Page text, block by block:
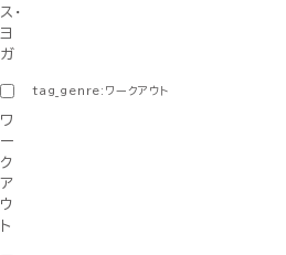
ス・
ヨ
ガ
tag_genre:ワークアウト
ワ
ー
ク
ア
ウ
ト